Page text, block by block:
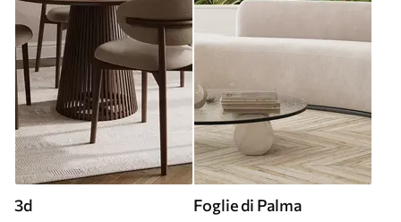
3d Foglie di Palma